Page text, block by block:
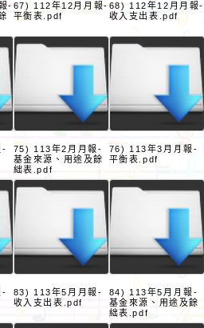
- 67) 112年12月月報-
平衡表.pdf
68) 112年12月月報-
收入支出表.pdf
-
75) 113年2月月報-
基金來源、用途及餘
絀表.pdf
76) 113年3月月報-
平衡表.pdf
-
83) 113年5月月報-
收入支出表.pdf
84) 113年5月月報-
基金來源、用途及餘
絀表.pdf